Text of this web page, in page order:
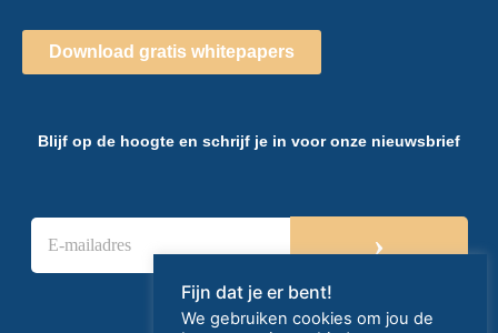
Download gratis whitepapers
Blijf op de hoogte en schrijf je in voor onze nieuwsbrief
E
m
›
Fijn dat je er bent!
We gebruiken cookies om jou de